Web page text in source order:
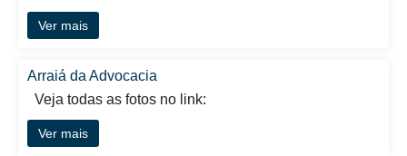
Ver mais
Arraiá da Advocacia
Veja todas as fotos no link:
Ver mais